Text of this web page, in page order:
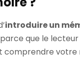
introduire un
que le lecteur
comprendre votre